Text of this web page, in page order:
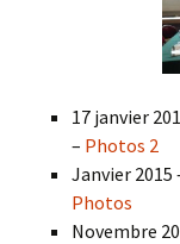
17 janvier
– Photos 2
Janvier 2015
Photos
Novembre